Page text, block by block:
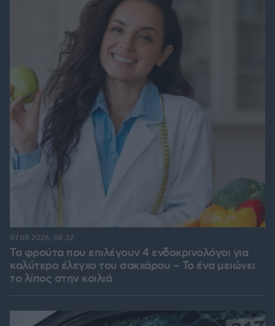
Τα φρούτα που επιλέγουν 4 ενδοκρινολόγοι για
καλύτερο έλεγχο του σακχάρου – Το ένα μειώνει
το λίπος στην κοιλιά
07.08.2026, 08:32